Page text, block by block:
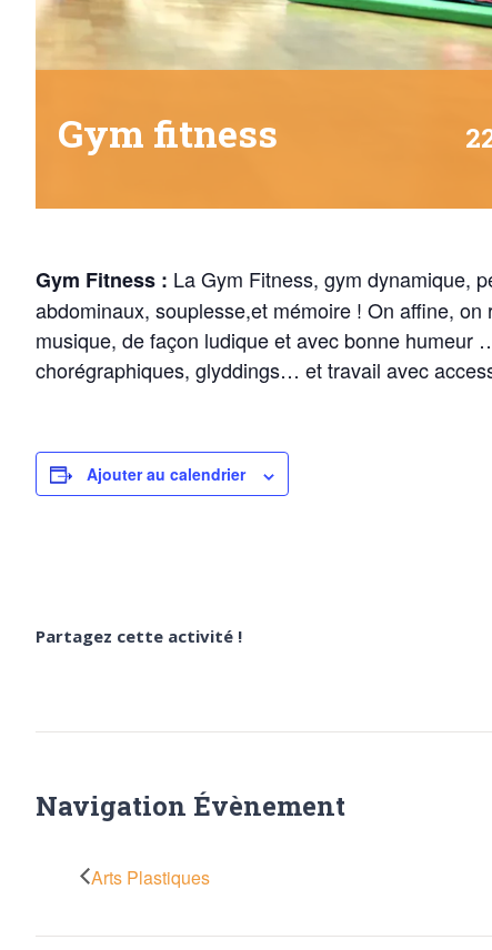
Gym fitness
Gym Fitness : La Gym Fitness, gym dynamique,
abdominaux, souplesse,et mémoire ! On affine,
musique, de façon ludique et avec bonne
chorégraphiques, glyddings… et travail avec
Ajouter au calendrier
Partagez cette activité !
Navigation Évènement
Arts Plastiques